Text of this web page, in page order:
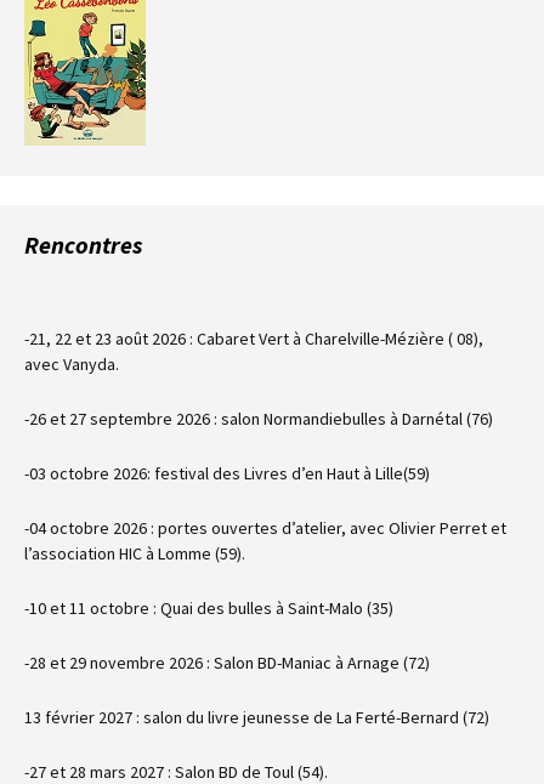
Rencontres
-21, 22 et 23 août 2026 : Cabaret Vert à Charelville-Mézière ( 08),
avec Vanyda.
-26 et 27 septembre 2026 : salon Normandiebulles à Darnétal (76)
-03 octobre 2026: festival des Livres d’en Haut à Lille(59)
-04 octobre 2026 : portes ouvertes d’atelier, avec Olivier Perret et
l’association HIC à Lomme (59).
-10 et 11 octobre : Quai des bulles à Saint-Malo (35)
-28 et 29 novembre 2026 : Salon BD-Maniac à Arnage (72)
13 février 2027 : salon du livre jeunesse de La Ferté-Bernard (72)
-27 et 28 mars 2027 : Salon BD de Toul (54).